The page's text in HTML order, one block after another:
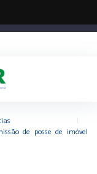
de posse de imóvel